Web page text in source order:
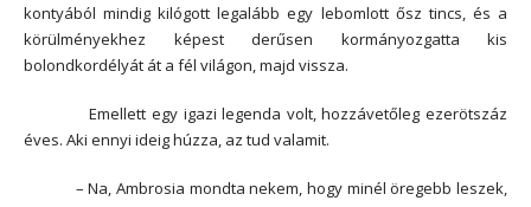
kontyából mindig kilógott legalább egy lebomlott ősz tincs, és a
körülményekhez képest derűsen kormányozgatta kis
bolondkordélyát át a fél világon, majd vissza.
Emellett egy igazi legenda volt, hozzávetőleg ezerötszáz
éves. Aki ennyi ideig húzza, az tud valamit.
– Na, Ambrosia mondta nekem, hogy minél öregebb leszek,